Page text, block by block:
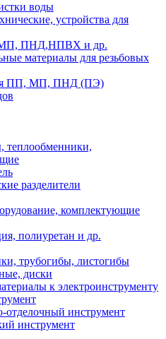
воды
устройства для
ПНД,НПВХ и др.
материалы для резьбовых
ПП, МП, ПНД (ПЭ)
теплообменники,
разделители
комплектующие
полиуретан и др.
трубогибы, листогибы
диски
к электроинструменту
отделочный инструмент
инструмент